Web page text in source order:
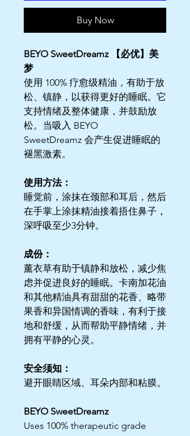
Buy Now
BEYO SweetDreamz 【必优】美
梦
使用 100% 疗愈级精油，有助于放
松、镇静，以获得更好的睡眠。它
支持情绪及整体健康，并鼓励放
松。当吸入 BEYO
SweetDreamz 会产生促进睡眠的
褪黑激素。
使用方法：
睡觉前，涂抹在颈部和耳后，然后
在手掌上涂抹精油接着捂住鼻子，
深呼吸至少3分钟。
成份：
薰衣草有助于镇静和放松，减少焦
虑并促进良好的睡眠。卡南加花油
和其他精油具有甜甜的花香、略带
果香和异国情调的香味，有利于接
地和舒缓，从而帮助平静情绪，并
拥有平静的心灵。
安全须知：
避开眼睛区域、耳朵内部和粘膜。
BEYO SweetDreamz
Uses 100% therapeutic grade